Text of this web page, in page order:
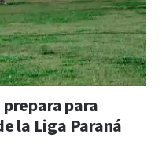
para
la Liga Paraná